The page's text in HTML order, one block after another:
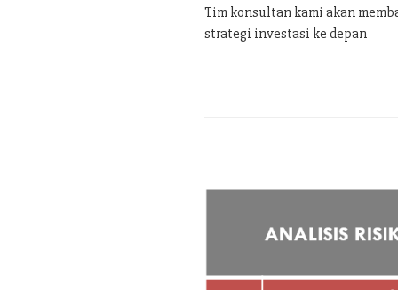
Tim konsultan kami akan
strategi investasi ke depan